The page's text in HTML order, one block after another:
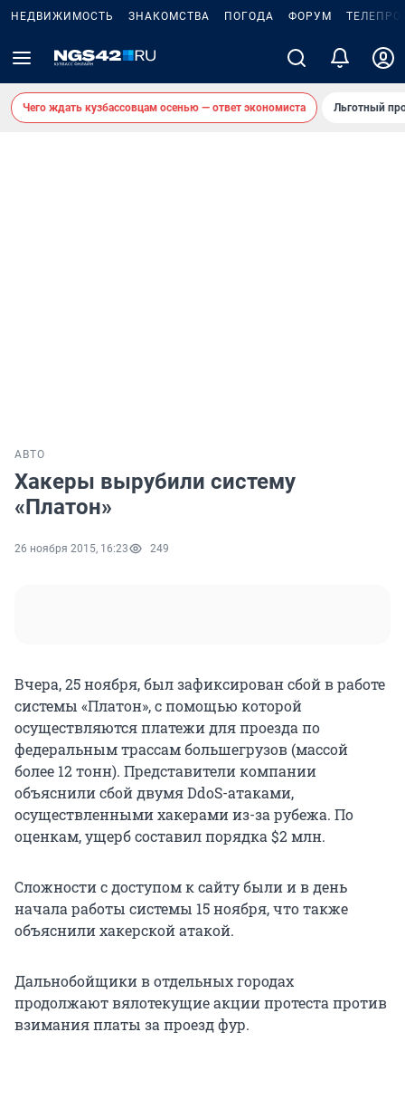
НЕДВИЖИМОСТЬ ЗНАКОМСТВА ПОГОДА ФОРУМ
Чего ждать кузбассовцам осенью — ответ экономиста Льготный
АВТО
Хакеры вырубили систему
«Платон»
26 ноября 2015, 16:23 249
Вчера, 25 ноября, был зафиксирован сбой в работе
системы «Платон», с помощью которой
осуществляются платежи для проезда по
федеральным трассам большегрузов (массой
более 12 тонн). Представители компании
объяснили сбой двумя DdoS-атаками,
осуществленными хакерами из-за рубежа. По
оценкам, ущерб составил порядка $2 млн.
Сложности с доступом к сайту были и в день
начала работы системы 15 ноября, что также
объяснили хакерской атакой.
Дальнобойщики в отдельных городах
продолжают вялотекущие акции протеста против
взимания платы за проезд фур.